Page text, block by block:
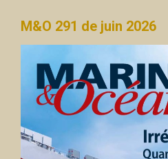
M&O 291 de juin 2026